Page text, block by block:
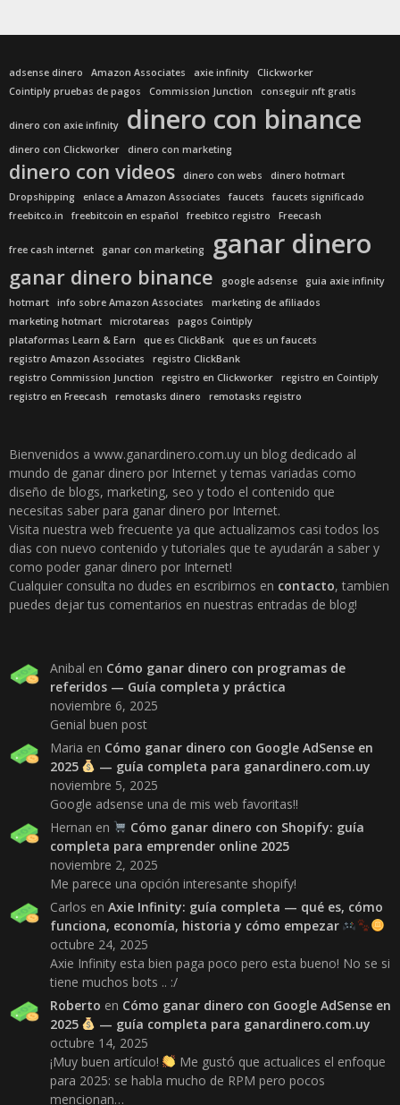
adsense dinero Amazon Associates axie infinity
Clickworker
Cointiply pruebas de pagos
Commission Junction conseguir nft gratis
dinero con axie infinity dinero con binance
dinero con Clickworker dinero con marketing
dinero con videos dinero con webs
dinero hotmart
Dropshipping
enlace a Amazon Associates faucets
faucets significado
freebitco.in
freebitcoin en español freebitco registro Freecash
free cash internet ganar con marketing ganar dinero
ganar dinero binance google adsense
guia axie infinity
hotmart
info sobre Amazon Associates
marketing de afiliados
marketing hotmart
microtareas
pagos Cointiply
plataformas Learn & Earn
que es ClickBank
que es un faucets
registro Amazon Associates
registro ClickBank
registro Commission Junction
registro en Clickworker
registro en Cointiply
registro en Freecash
remotasks dinero remotasks registro
Bienvenidos a www.ganardinero.com.uy un blog dedicado al
mundo de ganar dinero por Internet y temas variadas como
diseño de blogs, marketing, seo y todo el contenido que
necesitas saber para ganar dinero por Internet.
Visita nuestra web frecuente ya que actualizamos casi todos los
dias con nuevo contenido y tutoriales que te ayudarán a saber y
como poder ganar dinero por Internet!
Cualquier consulta no dudes en escribirnos en contacto, tambien
puedes dejar tus comentarios en nuestras entradas de blog!
Anibal en Cómo ganar dinero con programas de
referidos — Guía completa y práctica
noviembre 6, 2025
Genial buen post
Maria en Cómo ganar dinero con Google AdSense en
2025
— guía completa para ganardinero.com.uy
noviembre 5, 2025
Google adsense una de mis web favoritas!!
Hernan en
Cómo ganar dinero con Shopify: guía
completa para emprender online 2025
noviembre 2, 2025
Me parece una opción interesante shopify!
Carlos en Axie Infinity: guía completa — qué es, cómo
funciona, economía, historia y cómo empezar
octubre 24, 2025
Axie Infinity esta bien paga poco pero esta bueno! No se si
tiene muchos bots .. :/
Roberto en Cómo ganar dinero con Google AdSense en
2025
— guía completa para ganardinero.com.uy
octubre 14, 2025
¡Muy buen artículo!
Me gustó que actualices el enfoque
para 2025: se habla mucho de RPM pero pocos
mencionan…